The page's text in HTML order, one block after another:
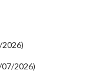
80's
2026)
07/2026)